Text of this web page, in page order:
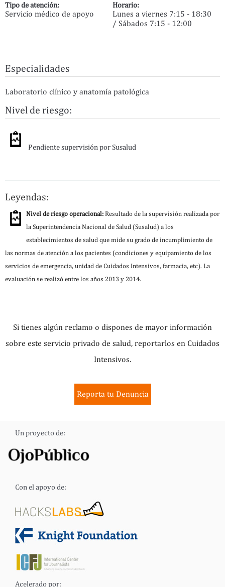
Tipo de atención:
Servicio médico de apoyo
Horario:
Lunes a viernes 7:15 - 18:30
/ Sábados 7:15 - 12:00
Especialidades
Laboratorio clínico y anatomía patológica
Nivel de riesgo:
Pendiente supervisión por Susalud
Leyendas:
Nivel de riesgo operacional: Resultado de la supervisión realizada por
la Superintendencia Nacional de Salud (Susalud) a los
establecimientos de salud que mide su grado de incumplimiento de
las normas de atención a los pacientes (condiciones y equipamiento de los
servicios de emergencia, unidad de Cuidados Intensivos, farmacia, etc). La
evaluación se realizó entre los años 2013 y 2014.
Si tienes algún reclamo o dispones de mayor información
sobre este servicio privado de salud, reportarlos en Cuidados
Intensivos.
Reporta tu Denuncia
Un proyecto de:
Con el apoyo de:
Acelerado por: